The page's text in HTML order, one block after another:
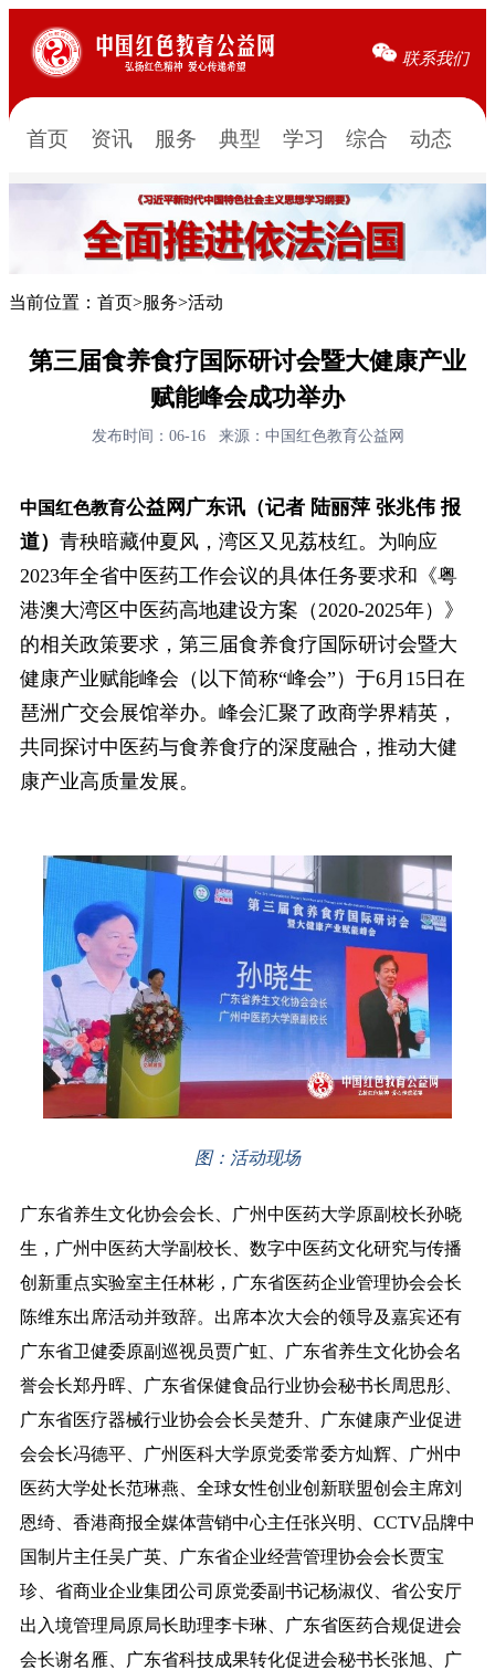
联系我们
首页 资讯 服务 典型 学习 综合 动态
当前位置： 首页>服务>活动
第三届食养食疗国际研讨会暨大健康产业
赋能峰会成功举办
发布时间：06-16 来源：中国红色教育公益网
中国红色教育公益网广东讯（记者 陆丽萍 张兆伟 报
道） 青秧暗藏仲夏风，湾区又见荔枝红。为响应
2023年全省中医药工作会议的具体任务要求和《粤
港澳大湾区中医药高地建设方案（2020-2025年）》
的相关政策要求，第三届食养食疗国际研讨会暨大
健康产业赋能峰会（以下简称“峰会”）于6月15日在
琶洲广交会展馆举办。峰会汇聚了政商学界精英，
共同探讨中医药与食养食疗的深度融合，推动大健
康产业高质量发展。
图：活动现场
广东省养生文化协会会长、广州中医药大学原副校长孙晓
生，广州中医药大学副校长、数字中医药文化研究与传播
创新重点实验室主任林彬，广东省医药企业管理协会会长
陈维东出席活动并致辞。出席本次大会的领导及嘉宾还有
广东省卫健委原副巡视员贾广虹、广东省养生文化协会名
誉会长郑丹晖、广东省保健食品行业协会秘书长周思彤、
广东省医疗器械行业协会会长吴楚升、广东健康产业促进
会会长冯德平、广州医科大学原党委常委方灿辉、广州中
医药大学处长范琳燕、全球女性创业创新联盟创会主席刘
恩绮、香港商报全媒体营销中心主任张兴明、CCTV品牌中
国制片主任吴广英、广东省企业经营管理协会会长贾宝
珍、省商业企业集团公司原党委副书记杨淑仪、省公安厅
出入境管理局原局长助理李卡琳、广东省医药合规促进会
会长谢名雁、广东省科技成果转化促进会秘书长张旭、广